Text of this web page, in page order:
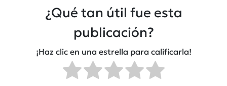
¿Qué tan útil fue esta
publicación?
¡Haz clic en una estrella para calificarla!